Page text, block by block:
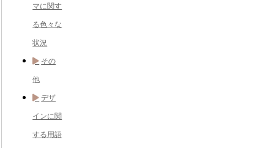
マに関す
る色々な
状況
その
他
デザ
インに関
する用語